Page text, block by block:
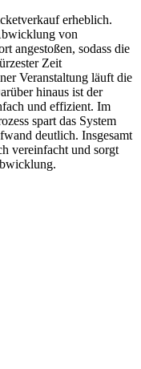
erheblich.
von
angestoßen, sodass die
Zeit
Veranstaltung läuft die
hinaus ist der
und effizient. Im
spart das System
deutlich. Insgesamt
vereinfacht und sorgt